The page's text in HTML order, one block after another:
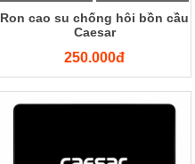
Ron cao su chống hôi bồn cầu
Caesar
250.000đ